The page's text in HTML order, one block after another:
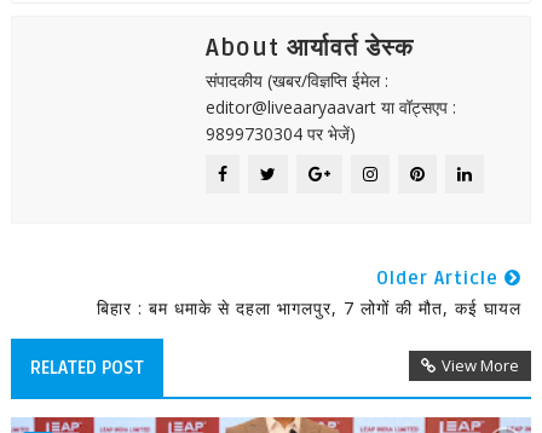
About आर्यावर्त डेस्क
संपादकीय (खबर/विज्ञप्ति ईमेल :
editor@liveaaryaavart या वॉट्सएप :
9899730304 पर भेजें)
Older Article
बिहार : बम धमाके से दहला भागलपुर, 7 लोगों की मौत, कई घायल
RELATED POST View More